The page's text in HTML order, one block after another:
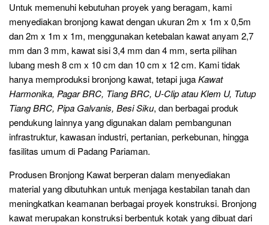
Untuk memenuhi kebutuhan proyek yang beragam, kami
menyediakan bronjong kawat dengan ukuran 2m x 1m x 0,5m
dan 2m x 1m x 1m, menggunakan ketebalan kawat anyam 2,7
mm dan 3 mm, kawat sisi 3,4 mm dan 4 mm, serta pilihan
lubang mesh 8 cm x 10 cm dan 10 cm x 12 cm. Kami tidak
hanya memproduksi bronjong kawat, tetapi jugaKawat
Harmonika, Pagar BRC, Tiang BRC, U-Clip atau Klem U, Tutup
Tiang BRC, Pipa Galvanis, Besi Siku, dan berbagai produk
pendukung lainnya yang digunakan dalam pembangunan
infrastruktur, kawasan industri, pertanian, perkebunan, hingga
fasilitas umum di Padang Pariaman.
Produsen Bronjong Kawat berperan dalam menyediakan
material yang dibutuhkan untuk menjaga kestabilan tanah dan
meningkatkan keamanan berbagai proyek konstruksi. Bronjong
kawat merupakan konstruksi berbentuk kotak yang dibuat dari